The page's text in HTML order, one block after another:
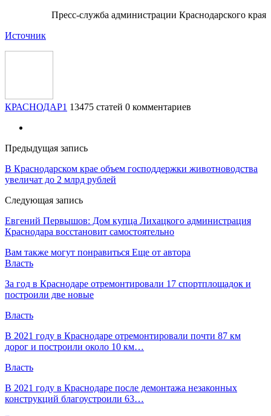
Пресс-служба администрации Краснодарского края
Источник
КРАСНОДАР1 13475 статей 0 комментариев
Предыдущая запись
В Краснодарском крае объем господдержки животноводства
увеличат до 2 млрд рублей
Следующая запись
Евгений Первышов: Дом купца Лихацкого администрация
Краснодара восстановит самостоятельно
Вам также могут понравиться Еще от автора
Власть
За год в Краснодаре отремонтировали 17 спортплощадок и
построили две новые
Власть
В 2021 году в Краснодаре отремонтировали почти 87 км
дорог и построили около 10 км…
Власть
В 2021 году в Краснодаре после демонтажа незаконных
конструкций благоустроили 63…